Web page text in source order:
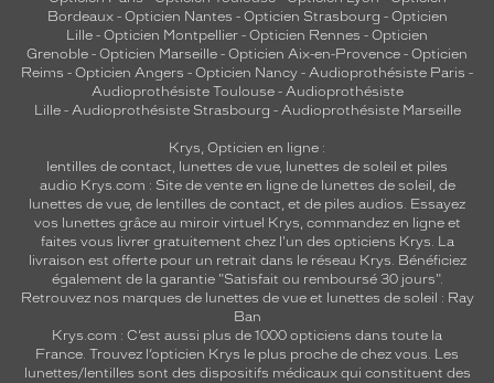
Bordeaux- Opticien Nantes - Opticien Strasbourg - Opticien
Lille - Opticien Montpellier - Opticien Rennes - Opticien
Grenoble - Opticien Marseille - Opticien Aix-en-Provence - Opticien
Reims - Opticien Angers - Opticien Nancy - Audioprothésiste Paris -
Audioprothésiste Toulouse- Audioprothésiste
Lille- Audioprothésiste Strasbourg - Audioprothésiste Marseille
Krys, Opticien en ligne :
lentilles de contact, lunettes de vue, lunettes de soleil et piles
audio Krys.com : Site de vente en ligne de lunettes de soleil, de
lunettes de vue, de lentilles de contact, et de piles audios. Essayez
vos lunettes grâce au miroir virtuel Krys, commandez en ligne et
faites vous livrer gratuitement chez l'un des opticiens Krys. La
livraison est offerte pour un retrait dans le réseau Krys. Bénéficiez
également de la garantie "Satisfait ou remboursé 30 jours".
Retrouvez nos marques de lunettes de vue et lunettes de soleil : Ray
Ban
Krys.com : C’est aussi plus de 1000 opticiens dans toute la
France. Trouvez l’opticien Krys le plus proche de chez vous. Les
lunettes/lentilles sont des dispositifs médicaux qui constituent des